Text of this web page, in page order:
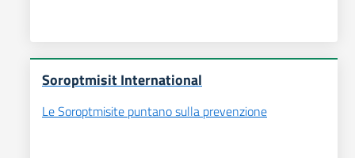
Soroptmisit International
Le Soroptmisite puntano sulla prevenzione